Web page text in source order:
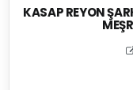
KASAP REYON